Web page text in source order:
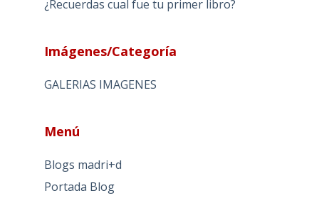
¿Recuerdas cual fue tu primer libro?
Imágenes/Categoría
GALERIAS IMAGENES
Menú
Blogs madri+d
Portada Blog